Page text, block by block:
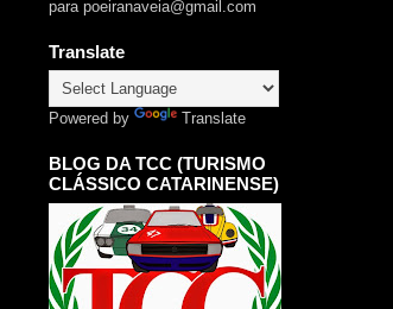
para poeiranaveia@gmail.com
Translate
Powered by Translate
BLOG DA TCC (TURISMO
CLÁSSICO CATARINENSE)